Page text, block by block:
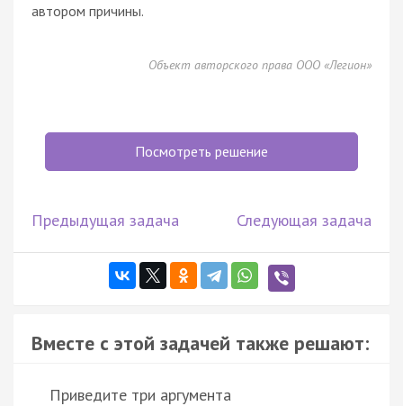
автором причины.
Объект авторского права ООО «Легион»
Посмотреть решение
Предыдущая задача Следующая задача
Вместе с этой задачей также решают:
Приведите три аргумента